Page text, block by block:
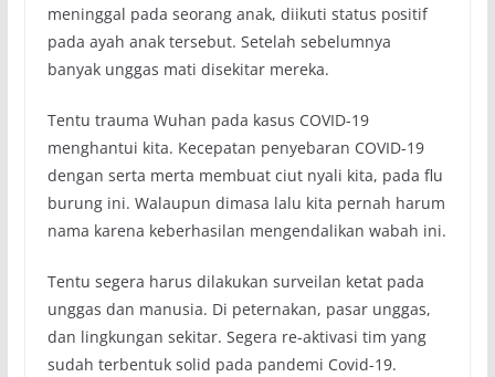
meninggal pada seorang anak, diikuti status positif
pada ayah anak tersebut. Setelah sebelumnya
banyak unggas mati disekitar mereka.
Tentu trauma Wuhan pada kasus COVID-19
menghantui kita. Kecepatan penyebaran COVID-19
dengan serta merta membuat ciut nyali kita, pada flu
burung ini. Walaupun dimasa lalu kita pernah harum
nama karena keberhasilan mengendalikan wabah ini.
Tentu segera harus dilakukan surveilan ketat pada
unggas dan manusia. Di peternakan, pasar unggas,
dan lingkungan sekitar. Segera re-aktivasi tim yang
sudah terbentuk solid pada pandemi Covid-19.